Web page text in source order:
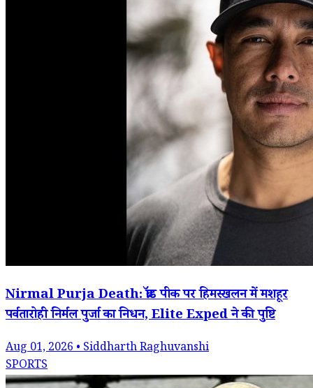
Nirmal Purja Death: ब्रॉड पीक पर हिमस्खलन में मशहूर
पर्वतारोही निर्मल पुर्जा का निधन, Elite Exped ने की पुष्टि
Aug 01, 2026 • Siddharth Raghuvanshi
SPORTS